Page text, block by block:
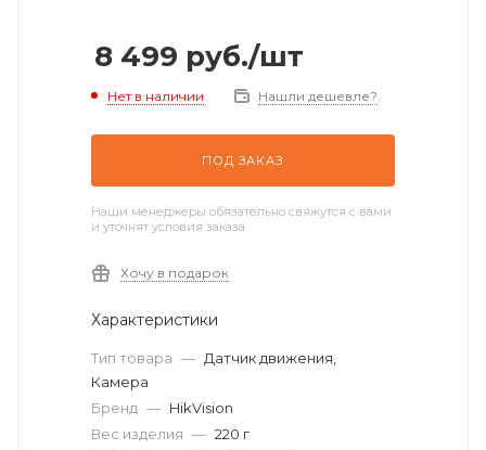
8 499 руб./шт
Нет в наличии Нашли дешевле?
ПОД ЗАКАЗ
Наши менеджеры обязательно свяжутся с вами
и уточнят условия заказа
Хочу в подарок
Характеристики
Тип товара — Датчик движения,
Камера
Бренд — HikVision
Вес изделия — 220 г